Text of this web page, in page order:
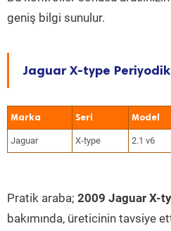
geniş bilgi sunulur.
Jaguar X-type Periyodik
Marka Seri Model
Jaguar X-type 2.1 v6
Pratik araba; 2009 Jaguar X-
bakımında, üreticinin tavsiye